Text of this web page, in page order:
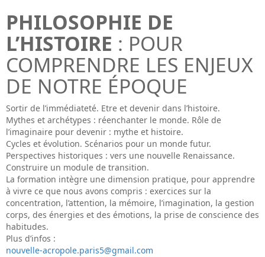
PHILOSOPHIE DE
L’HISTOIRE : POUR
COMPRENDRE LES ENJEUX
DE NOTRE ÉPOQUE
Sortir de l’immédiateté. Etre et devenir dans l’histoire.
Mythes et archétypes : réenchanter le monde. Rôle de
l’imaginaire pour devenir : mythe et histoire.
Cycles et évolution. Scénarios pour un monde futur.
Perspectives historiques : vers une nouvelle Renaissance.
Construire un module de transition.
La formation intègre une dimension pratique, pour apprendre
à vivre ce que nous avons compris : exercices sur la
concentration, l’attention, la mémoire, l’imagination, la gestion
corps, des énergies et des émotions, la prise de conscience des
habitudes.
Plus d’infos :
nouvelle-acropole.paris5@gmail.com